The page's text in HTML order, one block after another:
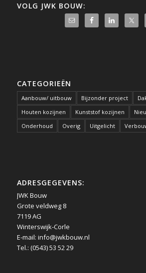
VOLG JWK BOUW:
CATEGORIEËN
Aanbouw/ uitbouw Bijzonder project
Houten kozijnen
Kunststof kozijnen
Onderhoud
Overig Uitgelicht
ADRESGEGEVENS:
JWK Bouw
Grote veldweg 8
7119 AG
Winterswijk-Corle
E-mail: info@jwkbouw.nl
Tel.: (0543) 53 52 29